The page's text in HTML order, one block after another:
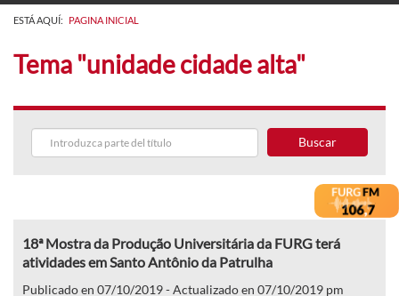
ESTÁ AQUÍ: PAGINA INICIAL
Tema "unidade cidade alta"
Buscar
18ª Mostra da Produção Universitária da FURG terá
atividades em Santo Antônio da Patrulha
Publicado en 07/10/2019 - Actualizado en 07/10/2019 pm